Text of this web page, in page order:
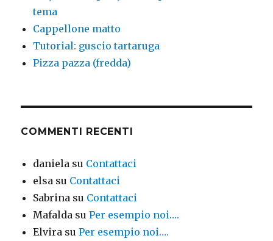
tema
Cappellone matto
Tutorial: guscio tartaruga
Pizza pazza (fredda)
COMMENTI RECENTI
daniela su Contattaci
elsa su Contattaci
Sabrina su Contattaci
Mafalda suPer esempio noi….
Elvira suPer esempio noi….